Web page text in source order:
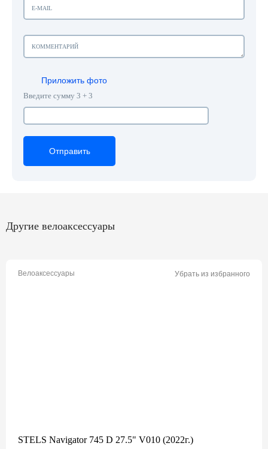
Приложить фото
Введите сумму 3 + 3
Отправить
Отправить
Отправить
Другие велоаксессуары
Велоаксессуары Убрать из избранного
STELS Navigator 745 D 27.5" V010 (2022г.)